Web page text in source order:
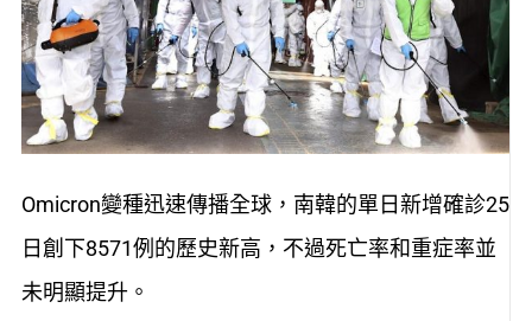
Omicron變種迅速傳播全球，南韓的單日新增確診25
日創下8571例的歷史新高，不過死亡率和重症率並
未明顯提升。